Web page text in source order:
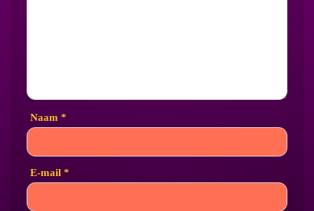
Naam *
E-mail *